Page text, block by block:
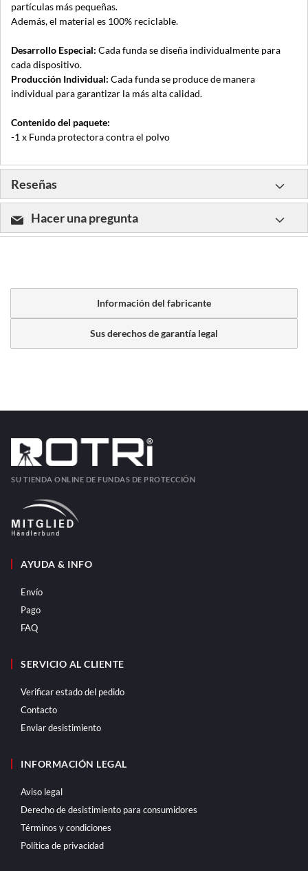
partículas más pequeñas.
Además, el material es 100% reciclable.
Desarrollo Especial: Cada funda se diseña individualmente para
cada dispositivo.
Producción Individual: Cada funda se produce de manera
individual para garantizar la más alta calidad.
Contenido del paquete:
-1 x Funda protectora contra el polvo
Reseñas
Hacer una pregunta
Información del fabricante
Sus derechos de garantía legal
SU TIENDA ONLINE DE FUNDAS DE PROTECCIÓN
AYUDA & INFO
Envío
Pago
FAQ
SERVICIO AL CLIENTE
Verificar estado del pedido
Contacto
Enviar desistimiento
INFORMACIÓN LEGAL
Aviso legal
Derecho de desistimiento para consumidores
Términos y condiciones
Política de privacidad